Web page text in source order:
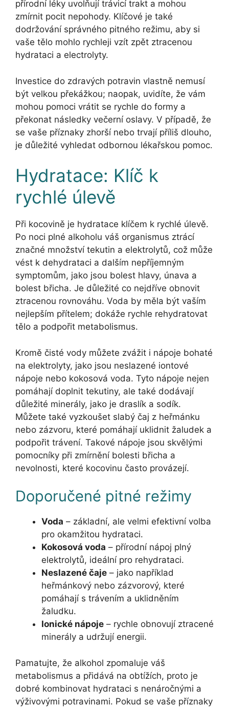
přírodní léky uvolňují trávicí trakt a mohou
zmírnit pocit nepohody. Klíčové je také
dodržování správného pitného režimu, aby si
vaše tělo mohlo rychleji vzít zpět ztracenou
hydrataci a electrolyty.
Investice do zdravých potravin vlastně nemusí
být velkou překážkou; naopak, uvidíte, že vám
mohou pomoci vrátit se rychle do formy a
překonat následky večerní oslavy. V případě, že
se vaše příznaky zhorší nebo trvají příliš dlouho,
je důležité vyhledat odbornou lékařskou pomoc.
Hydratace: Klíč k
rychlé úlevě
Při kocovině je hydratace klíčem k rychlé úlevě.
Po noci plné alkoholu váš organismus ztrácí
značné množství tekutin a elektrolytů, což může
vést k dehydrataci a dalším nepříjemným
symptomům, jako jsou bolest hlavy, únava a
bolest břicha. Je důležité co nejdříve obnovit
ztracenou rovnováhu. Voda by měla být vaším
nejlepším přítelem; dokáže rychle rehydratovat
tělo a podpořit metabolismus.
Kromě čisté vody můžete zvážit i nápoje bohaté
na elektrolyty, jako jsou neslazené iontové
nápoje nebo kokosová voda. Tyto nápoje nejen
pomáhají doplnit tekutiny, ale také dodávají
důležité minerály, jako je draslík a sodík.
Můžete také vyzkoušet slabý čaj z heřmánku
nebo zázvoru, které pomáhají uklidnit žaludek a
podpořit trávení. Takové nápoje jsou skvělými
pomocníky při zmírnění bolesti břicha a
nevolnosti, které kocovinu často provázejí.
Doporučené pitné režimy
Voda – základní, ale velmi efektivní volba
pro okamžitou hydrataci.
Kokosová voda – přírodní nápoj plný
elektrolytů, ideální pro rehydrataci.
Neslazené čaje – jako například
heřmánkový nebo zázvorový, které
pomáhají s trávením a uklidněním
žaludku.
Ionické nápoje – rychle obnovují ztracené
minerály a udržují energii.
Pamatujte, že alkohol zpomaluje váš
metabolismus a přidává na obtížích, proto je
dobré kombinovat hydrataci s nenáročnými a
výživovými potravinami. Pokud se vaše příznaky